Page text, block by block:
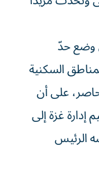
وضع حدّ
السكنية
على أن
غزة إلى
الرئيس